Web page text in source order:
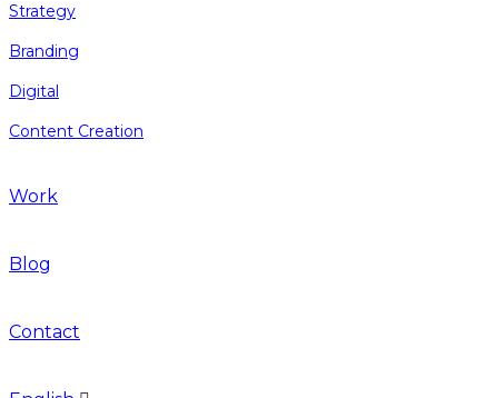
Strategy
Branding
Digital
Content Creation
Work
Blog
Contact